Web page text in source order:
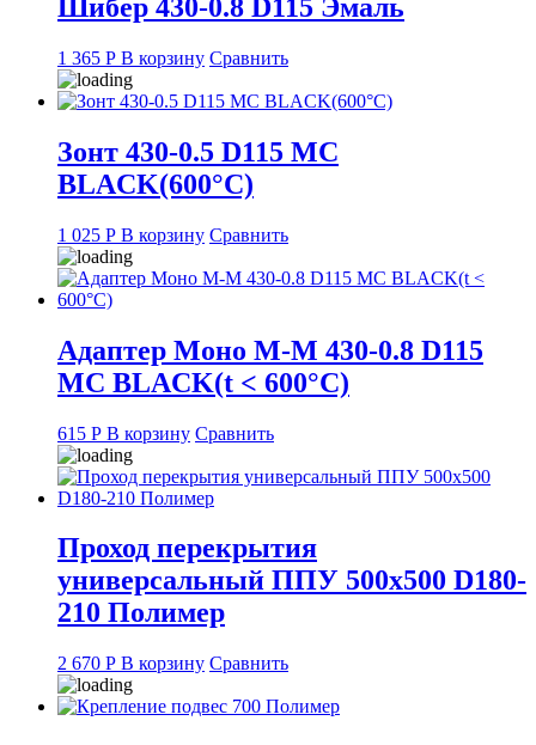
Шибер 430-0.8 D115 Эмаль
1 365 Р В корзину Сравнить
Зонт 430-0.5 D115 MC
BLACK(600°С)
1 025 Р В корзину Сравнить
Адаптер Моно М-М 430-0.8 D115
MC BLACK(t < 600°С)
615 Р В корзину Сравнить
Проход перекрытия
универсальный ППУ 500х500 D180-
210 Полимер
2 670 Р В корзину Сравнить